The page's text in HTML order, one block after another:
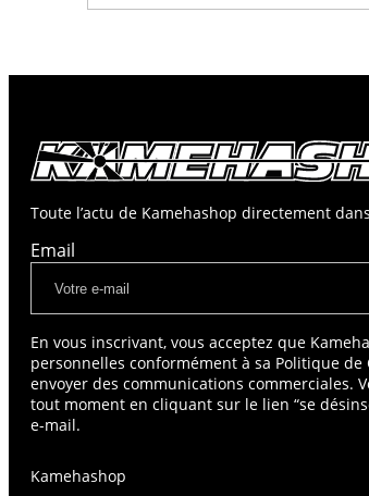
Toute l’actu de Kamehashop directement
Email
En vous inscrivant, vous acceptez que
personnelles conformément à sa Politique
envoyer des communications commerciales.
tout moment en cliquant sur le lien “se
e-mail.
Kamehashop